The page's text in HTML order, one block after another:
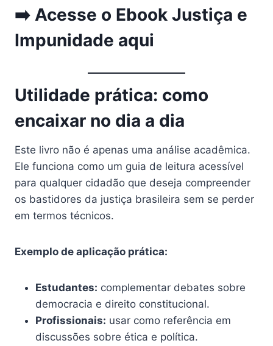
➡️ Acesse o Ebook Justiça e
Impunidade aqui
Utilidade prática: como
encaixar no dia a dia
Este livro não é apenas uma análise acadêmica.
Ele funciona como um guia de leitura acessível
para qualquer cidadão que deseja compreender
os bastidores da justiça brasileira sem se perder
em termos técnicos.
Exemplo de aplicação prática:
Estudantes: complementar debates sobre
democracia e direito constitucional.
Profissionais: usar como referência em
discussões sobre ética e política.